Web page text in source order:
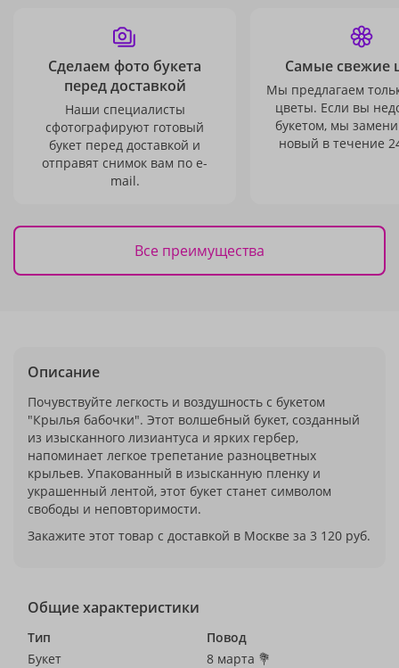
Сделаем фото букета
перед доставкой
Наши специалисты
сфотографируют готовый
букет перед доставкой и
отправят снимок вам по e-
mail.
Самые свежие
Мы предлагаем
цветы. Если вы
букетом, мы
новый в течение
Все преимущества
Описание
Почувствуйте легкость и воздушность с букетом
"Крылья бабочки". Этот волшебный букет, созданный
из изысканного лизиантуса и ярких гербер,
напоминает легкое трепетание разноцветных
крыльев. Упакованный в изысканную пленку и
украшенный лентой, этот букет станет символом
свободы и неповторимости.
Закажите этот товар с доставкой в Москве за 3 120 руб.
Общие характеристики
Тип
Букет
Повод
8 марта 💐